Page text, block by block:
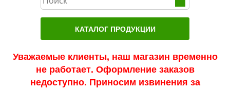
КАТАЛОГ ПРОДУКЦИИ
Актуальные продукты
Акции
Уважаемые клиенты, наш магазин временно
не работает. Оформление заказов
недоступно. Приносим извинения за